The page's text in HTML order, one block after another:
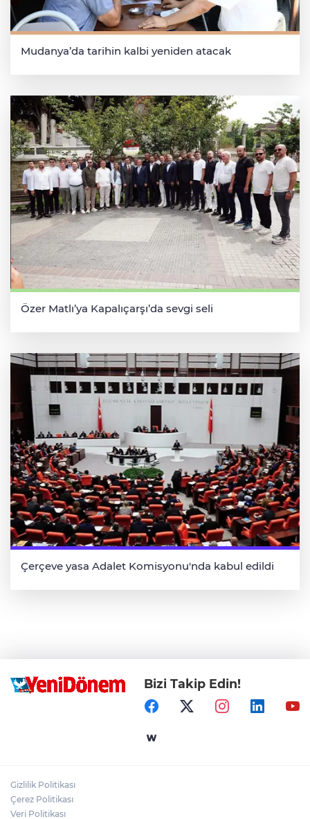
Mudanya’da tarihin kalbi yeniden atacak
Özer Matlı’ya Kapalıçarşı’da sevgi seli
Çerçeve yasa Adalet Komisyonu'nda kabul edildi
Bizi Takip Edin!
Gizlilik Politikası
Çerez Politikası
Veri Politikası